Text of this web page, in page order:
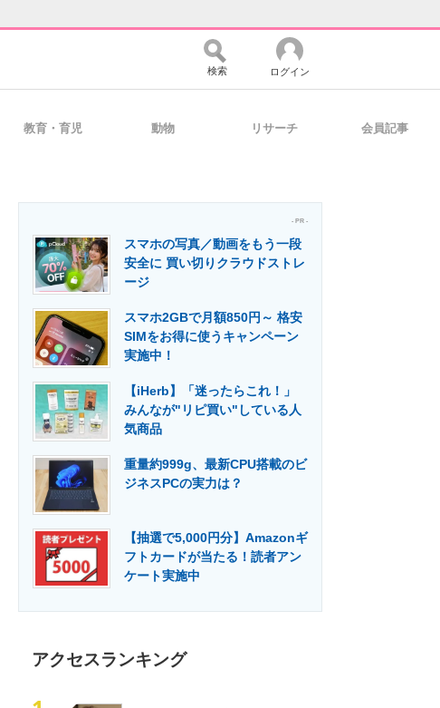
ダーのコミュニティ マーケ×ITの今がよく分かる
導入・活用を支援
ーの専門メディア 建設×テクノロジーの最前線
検索 ログイン
教育・育児 動物 リサーチ 会員記事
- PR -
スマホの写真／動画をもう一段
安全に 買い切りクラウドストレ
ージ
スマホ2GBで月額850円～ 格安
SIMをお得に使うキャンペーン
実施中！
【iHerb】「迷ったらこれ！」
みんなが"リピ買い"している人
気商品
重量約999g、最新CPU搭載のビ
ジネスPCの実力は？
【抽選で5,000円分】Amazonギ
フトカードが当たる！読者アン
ケート実施中
アクセスランキング